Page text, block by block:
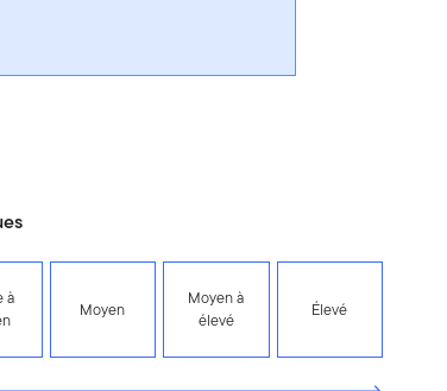
à
Moyen
Moyen à
élevé
Élevé